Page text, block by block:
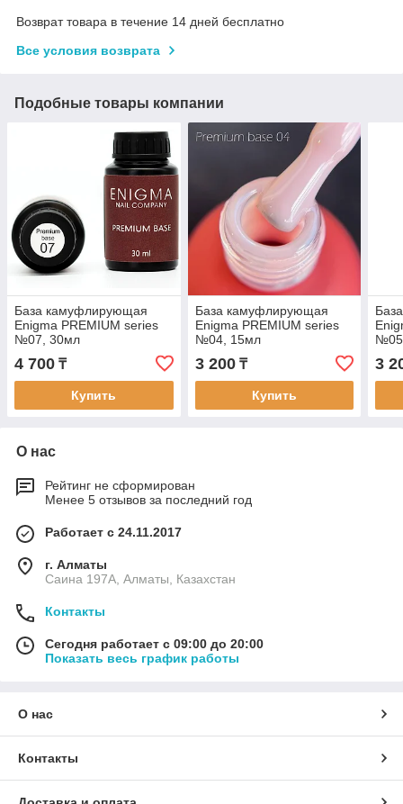
Возврат товара в течение 14 дней бесплатно
Все условия возврата
Подобные товары компании
База камуфлирующая
Enigma PREMIUM series
№07, 30мл
4 700 ₸
Купить
База камуфлирующая
Enigma PREMIUM series
№04, 15мл
3 200₸
Купить
3
О нас
Рейтинг не сформирован
Менее 5 отзывов за последний год
Работает с 24.11.2017
г. Алматы
Саина 197А, Алматы, Казахстан
Контакты
Сегодня работает с 09:00 до 20:00
Показать весь график работы
О нас
Контакты